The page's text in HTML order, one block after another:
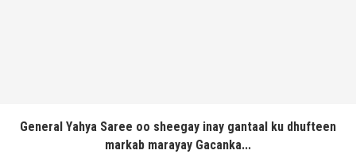
General Yahya Saree oo sheegay inay gantaal ku dhufteen
markab marayay Gacanka...